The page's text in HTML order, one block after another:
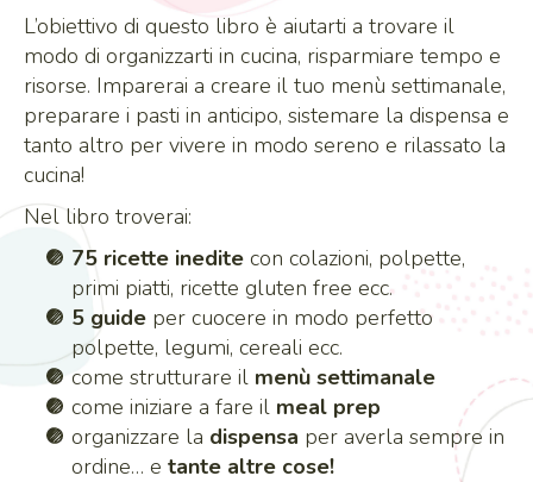
L’obiettivo di questo libro è aiutarti a trovare il
modo di organizzarti in cucina, risparmiare tempo e
risorse. Imparerai a creare il tuo menù settimanale,
preparare i pasti in anticipo, sistemare la dispensa e
tanto altro per vivere in modo sereno e rilassato la
cucina!
Nel libro troverai:
75 ricette inedite con colazioni, polpette,
primi piatti, ricette gluten free ecc.
5 guide per cuocere in modo perfetto
polpette, legumi, cereali ecc.
come strutturare il menù settimanale
come iniziare a fare il meal prep
organizzare la dispensa per averla sempre in
ordine… e tante altre cose!